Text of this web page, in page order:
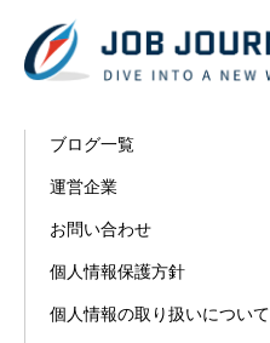
ブログ一覧
運営企業
お問い合わせ
個人情報保護方針
個人情報の取り扱いについて